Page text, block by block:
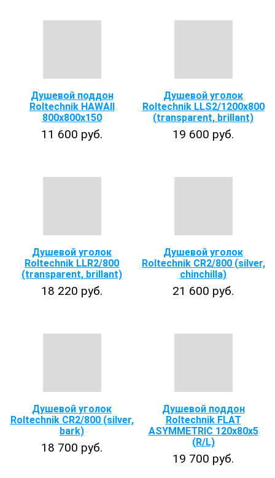
Душевой поддон
Roltechnik HAWAII
800х800х150
11 600 руб.
Душевой уголок
Roltechnik LLS2/1200x800
(transparent, brillant)
19 600 руб.
Душевой уголок
Roltechnik LLR2/800
(transparent, brillant)
18 220 руб.
Душевой уголок
Roltechnik CR2/800 (silver,
chinchilla)
21 600 руб.
Душевой уголок
Roltechnik CR2/800 (silver,
bark)
18 700 руб.
Душевой поддон
Roltechnik FLAT
ASYMMETRIC 120x80x5
(R/L)
19 700 руб.